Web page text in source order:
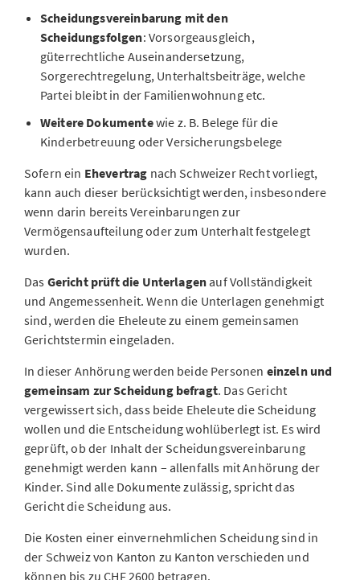
Scheidungsvereinbarung mit den
Scheidungsfolgen: Vorsorgeausgleich,
güterrechtliche Auseinandersetzung,
Sorgerechtregelung, Unterhaltsbeiträge, welche
Partei bleibt in der Familienwohnung etc.
Weitere Dokumentewie z. B. Belege für die
Kinderbetreuung oder Versicherungsbelege
Sofern ein Ehevertrag nach Schweizer Recht vorliegt,
kann auch dieser berücksichtigt werden, insbesondere
wenn darin bereits Vereinbarungen zur
Vermögensaufteilung oder zum Unterhalt festgelegt
wurden.
Das Gericht prüft die Unterlagenauf Vollständigkeit
und Angemessenheit. Wenn die Unterlagen genehmigt
sind, werden die Eheleute zu einem gemeinsamen
Gerichtstermin eingeladen.
In dieser Anhörung werden beide Personen einzeln und
gemeinsam zur Scheidung befragt. Das Gericht
vergewissert sich, dass beide Eheleute die Scheidung
wollen und die Entscheidung wohlüberlegt ist. Es wird
geprüft, ob der Inhalt der Scheidungsvereinbarung
genehmigt werden kann – allenfalls mit Anhörung der
Kinder. Sind alle Dokumente zulässig, spricht das
Gericht die Scheidung aus.
Die Kosten einer einvernehmlichen Scheidung sind in
der Schweiz von Kanton zu Kanton verschieden und
können bis zu CHF 2600 betragen.